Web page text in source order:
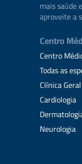
mais saúde
aproveite a
Centro
Centro
Todas as
Clínica Geral
Cardiologia
Neurologia